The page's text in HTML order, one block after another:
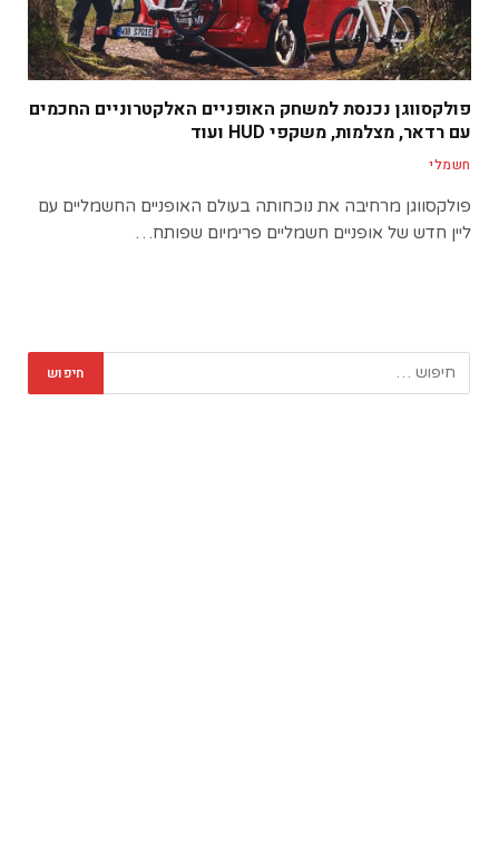
פולקסווגן נכנסת למשחק האופניים האלקטרוניים החכמים
עם רדאר, מצלמות, משקפי HUD ועוד
חשמלי
פולקסווגן מרחיבה את נוכחותה בעולם האופניים החשמליים עם
ליין חדש של אופניים חשמליים פרימיום שפותח…